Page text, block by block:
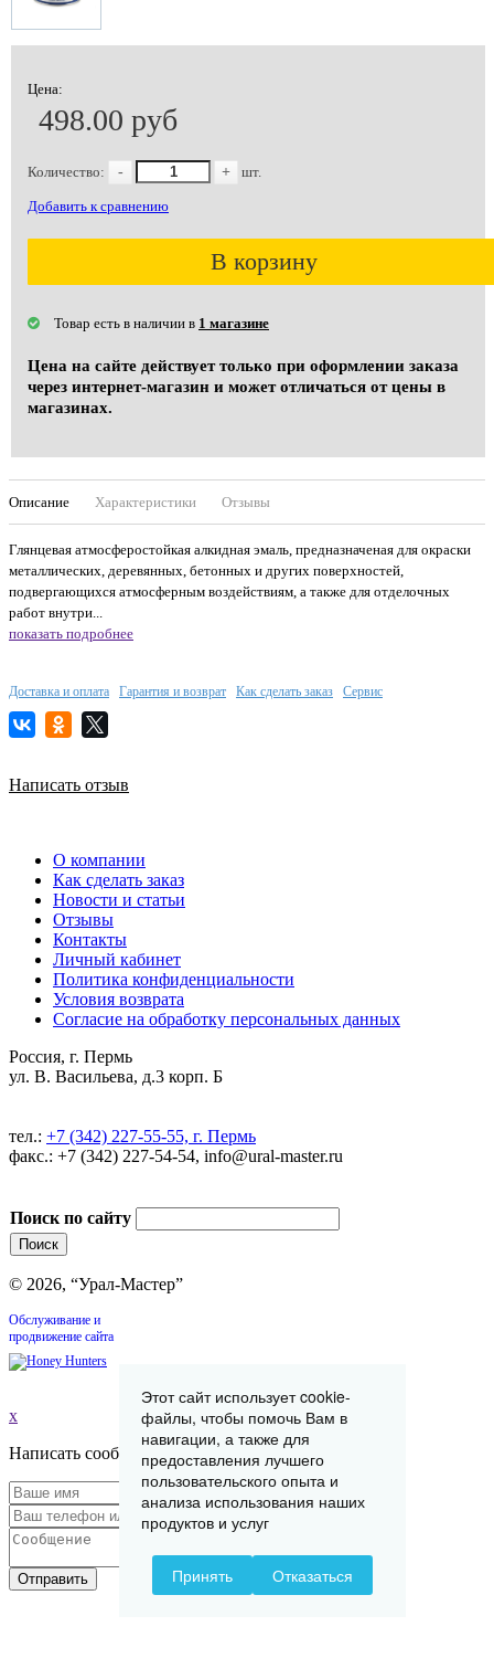
Цена:
498.00 руб
Количество: - + шт.
Добавить к сравнению
В корзину
Товар есть в наличии в 1 магазине
Цена на сайте действует только при оформлении заказа
через интернет-магазин и может отличаться от цены в
магазинах.
Описание Характеристики Отзывы
Глянцевая атмосферостойкая алкидная эмаль, предназначеная для окраски
металлических, деревянных, бетонных и других поверхностей,
подвергающихся атмосферным воздействиям, а также для отделочных
работ внутри...
показать подробнее
Доставка и оплата Гарантия и возврат Как сделать заказ Сервис
Написать отзыв
О компании
Как сделать заказ
Новости и статьи
Отзывы
Контакты
Личный кабинет
Политика конфиденциальности
Условия возврата
Согласие на обработку персональных данных
Россия, г. Пермь
ул. В. Васильева, д.3 корп. Б
тел.: +7 (342) 227-55-55, г. Пермь
факс.: +7 (342) 227-54-54, info@ural-master.ru
Поиск по сайту
© 2026, “Урал-Мастер”
Обслуживание и
продвижение сайта
x
Написать сообщение
Отправить
Этот сайт использует cookie-
файлы, чтобы помочь Вам в
навигации, а также для
предоставления лучшего
пользовательского опыта и
анализа использования наших
продуктов и услуг
Принять Отказаться